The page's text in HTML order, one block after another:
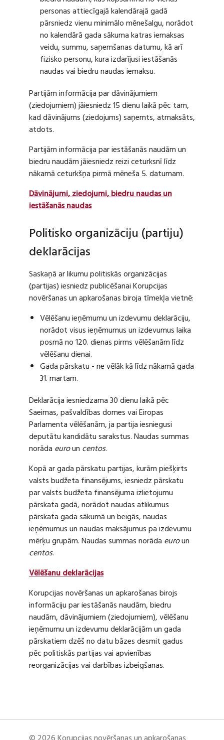
personas attiecīgajā kalendārajā gadā
pārsniedz vienu minimālo mēnešalgu, norādot
no kalendārā gada sākuma katras iemaksas
veidu, summu, saņemšanas datumu, kā arī
fizisko personu, kura izdarījusi iestāšanās
naudas vai biedru naudas iemaksu.
Partijām informācija par dāvinājumiem
(ziedojumiem) jāiesniedz 15 dienu laikā pēc tam,
kad dāvinājums (ziedojums) saņemts, atmaksāts,
atdots.
Partijām informācija par iestāšanās naudām un
biedru naudām jāiesniedz reizi ceturksnī līdz
nākamā ceturkšņa pirmā mēneša 5. datumam.
Dāvinājumi, ziedojumi, biedru naudas un
iestāšanās naudas
Politisko organizāciju (partiju)
deklarācijas
Saskaņā ar likumu politiskās organizācijas
(partijas) iesniedz publicēšanai Korupcijas
novēršanas un apkarošanas biroja tīmekļa vietnē:
Vēlēšanu ieņēmumu un izdevumu deklarāciju,
norādot visus ieņēmumus un izdevumus laika
posmā no 120. dienas pirms vēlēšanām līdz
vēlēšanu dienai.
Gada pārskatu - ne vēlāk kā līdz nākamā gada
31. martam.
Deklarācija iesniedzama 30 dienu laikā pēc
Saeimas, pašvaldības domes vai Eiropas
Parlamenta vēlēšanām, ja partija iesniegusi
deputātu kandidātu sarakstus. Naudas summas
norāda euroun centos.
Kopā ar gada pārskatu partijas, kurām piešķirts
valsts budžeta finansējums, iesniedz pārskatu
par valsts budžeta finansējuma izlietojumu
pārskata gadā, norādot naudas atlikumus
pārskata gada sākumā un beigās, naudas
ieņēmumus un naudas maksājumus pa izdevumu
mērķu grupām. Naudas summas norāda euroun
centos.
Vēlēšanu deklarācijas
Korupcijas novēršanas un apkarošanas birojs
informāciju par iestāšanās naudām, biedru
naudām, dāvinājumiem (ziedojumiem), vēlēšanu
ieņēmumu un izdevumu deklarācijām un gada
pārskatiem dzēš no datu bāzes desmit gadus
pēc politiskās partijas vai apvienības
reorganizācijas vai darbības izbeigšanas.